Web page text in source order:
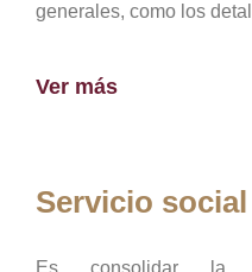
generales, como los
Ver más
Servicio social
Es consolidar la